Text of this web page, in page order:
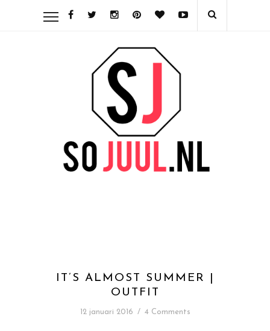
IT’S ALMOST SUMMER |
OUTFIT
12 januari 2016 / 4 Comments